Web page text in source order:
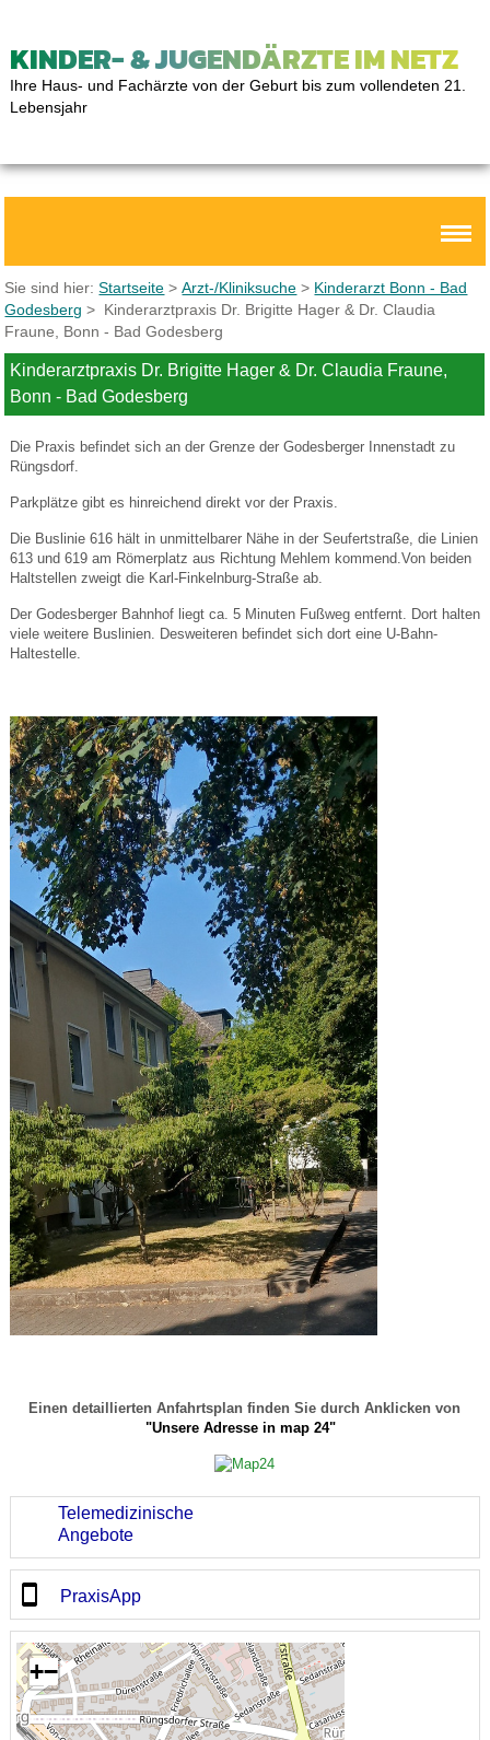
KINDER- & JUGENDÄRZTE IM NETZ
Ihre Haus- und Fachärzte von der Geburt bis zum vollendeten 21.
Lebensjahr
Sie sind hier:Startseite >Arzt-/Kliniksuche > Kinderarzt Bonn - Bad
Godesberg > Kinderarztpraxis Dr. Brigitte Hager & Dr. Claudia
Fraune, Bonn - Bad Godesberg
Kinderarztpraxis Dr. Brigitte Hager & Dr. Claudia Fraune,
Bonn - Bad Godesberg
Die Praxis befindet sich an der Grenze der Godesberger Innenstadt zu
Rüngsdorf.
Parkplätze gibt es hinreichend direkt vor der Praxis.
Die Buslinie 616 hält in unmittelbarer Nähe in der Seufertstraße, die Linien
613 und 619 am Römerplatz aus Richtung Mehlem kommend.Von beiden
Haltstellen zweigt die Karl-Finkelnburg-Straße ab.
Der Godesberger Bahnhof liegt ca. 5 Minuten Fußweg entfernt. Dort halten
viele weitere Buslinien. Desweiteren befindet sich dort eine U-Bahn-
Haltestelle.
Einen detaillierten Anfahrtsplan finden Sie durch Anklicken von
"Unsere Adresse in map 24"
Telemedizinische
Angebote
PraxisApp
+−